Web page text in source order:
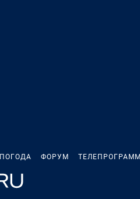
ПОГОДА ФОРУМ